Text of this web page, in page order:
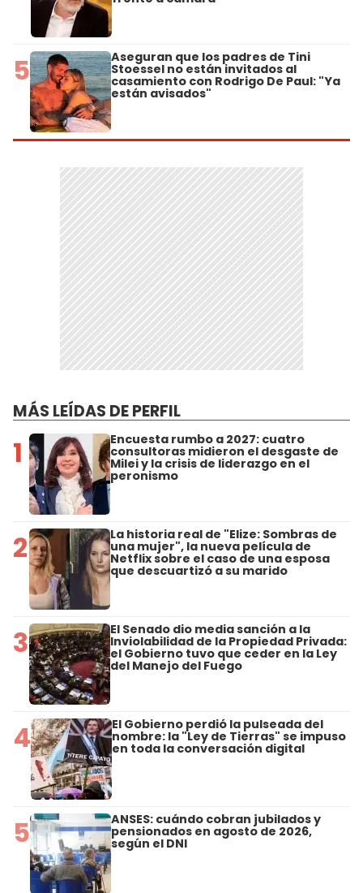
5 Aseguran que los padres de Tini
Stoessel no están invitados al
casamiento con Rodrigo De Paul: "Ya
están avisados"
MÁS LEÍDAS DE PERFIL
1 Encuesta rumbo a 2027: cuatro
consultoras midieron el desgaste de
Milei y la crisis de liderazgo en el
peronismo
2 La historia real de "Elize: Sombras de
una mujer", la nueva película de
Netflix sobre el caso de una esposa
que descuartizó a su marido
3 El Senado dio media sanción a la
Inviolabilidad de la Propiedad Privada:
el Gobierno tuvo que ceder en la Ley
del Manejo del Fuego
4 El Gobierno perdió la pulseada del
nombre: la "Ley de Tierras" se impuso
en toda la conversación digital
5 ANSES: cuándo cobran jubilados y
pensionados en agosto de 2026,
según el DNI